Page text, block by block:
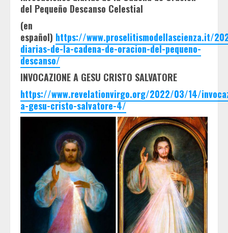
del Pequeño Descanso Celestial
(en
español) https://www.proselitismodellascienza.it/
diarias-de-la-cadena-de-oracion-del-pequeno-
descanso/
INVOCAZIONE A GESU CRISTO SALVATORE
https://www.revelationvirgo.org/2022/03/14/
a-gesu-cristo-salvatore-4/